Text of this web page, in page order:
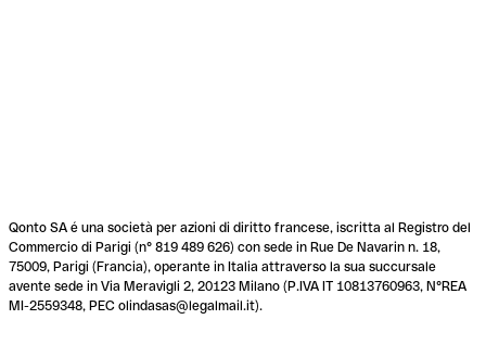
Qonto SA é una società per azioni di diritto francese, iscritta al Registro del
Commercio di Parigi (n° 819 489 626) con sede in Rue De Navarin n. 18,
75009, Parigi (Francia), operante in Italia attraverso la sua succursale
avente sede in Via Meravigli 2, 20123 Milano (P.IVA IT 10813760963, N°REA
MI-2559348, PEC olindasas@legalmail.it).